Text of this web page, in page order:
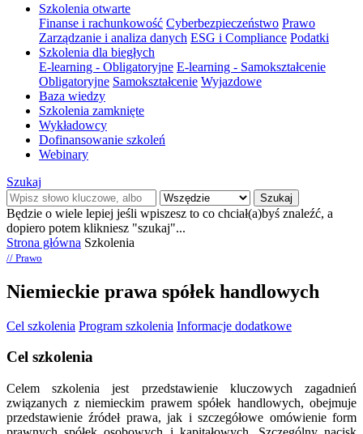
Szkolenia otwarte
Finanse i rachunkowość Cyberbezpieczeństwo Prawo
Zarządzanie i analiza danych ESG i Compliance Podatki
Szkolenia dla biegłych
E-learning - Obligatoryjne E-learning - Samokształcenie
Obligatoryjne Samokształcenie Wyjazdowe
Baza wiedzy
Szkolenia zamknięte
Wykładowcy
Dofinansowanie szkoleń
Webinary
Szukaj
Szukaj
Będzie o wiele lepiej jeśli wpiszesz to co chciał(a)byś znaleźć, a
dopiero potem klikniesz "szukaj"...
Strona główna Szkolenia
// Prawo
Niemieckie prawa spółek handlowych
Cel szkolenia Program szkolenia Informacje dodatkowe
Cel szkolenia
Celem szkolenia jest przedstawienie kluczowych zagadnień
związanych z niemieckim prawem spółek handlowych, obejmuje
przedstawienie źródeł prawa, jak i szczegółowe omówienie form